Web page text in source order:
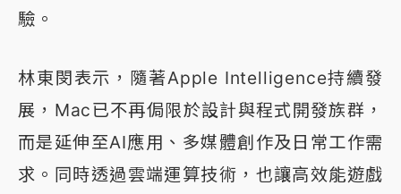
驗。
林東閔表示，隨著Apple Intelligence持續發
展，Mac已不再侷限於設計與程式開發族群，
而是延伸至AI應用、多媒體創作及日常工作需
求。同時透過雲端運算技術，也讓高效能遊戲